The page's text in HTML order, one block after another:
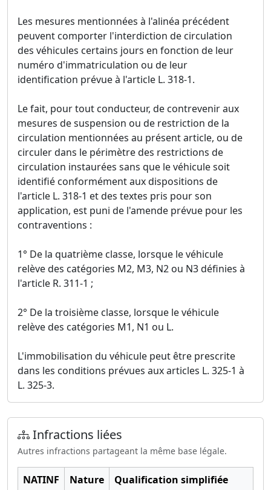
Les mesures mentionnées à l'alinéa précédent
peuvent comporter l'interdiction de circulation
des véhicules certains jours en fonction de leur
numéro d'immatriculation ou de leur
identification prévue à l'article L. 318-1.
Le fait, pour tout conducteur, de contrevenir aux
mesures de suspension ou de restriction de la
circulation mentionnées au présent article, ou de
circuler dans le périmètre des restrictions de
circulation instaurées sans que le véhicule soit
identifié conformément aux dispositions de
l'article L. 318-1 et des textes pris pour son
application, est puni de l'amende prévue pour les
contraventions :
1° De la quatrième classe, lorsque le véhicule
relève des catégories M2, M3, N2 ou N3 définies à
l'article R. 311-1 ;
2° De la troisième classe, lorsque le véhicule
relève des catégories M1, N1 ou L.
L'immobilisation du véhicule peut être prescrite
dans les conditions prévues aux articles L. 325-1 à
L. 325-3.
Infractions liées
Autres infractions partageant la même base légale.
NATINF Nature Qualification simplifiée